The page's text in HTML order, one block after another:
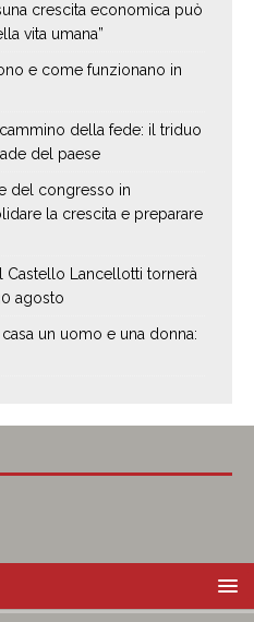
crescita economica può
vita umana”
e come funzionano in
della fede: il triduo
del paese
del congresso in
la crescita e preparare
Castello Lancellotti tornerà
agosto
un uomo e una donna: